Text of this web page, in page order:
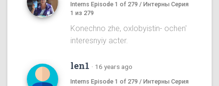
Interns Episode 1 of 279 / Интерны Серия
1 из 279
Konechno zhe, oxlobyistin- ochen'
interesnyiy acter.
len1 · 16 years ago
Interns Episode 1 of 279 / Интерны Серия